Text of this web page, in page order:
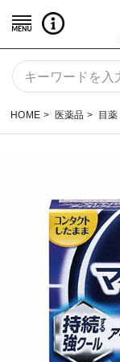
HOME 医薬品 目薬